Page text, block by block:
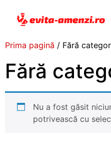
Prima pagină / Fără
Fără
Nu a fost găsit
potrivească cu